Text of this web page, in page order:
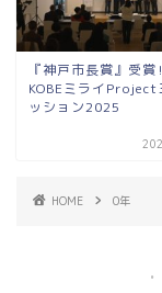
『神戸市長賞』受
KOBEミライProject
ッション2025
HOME 0年